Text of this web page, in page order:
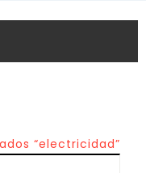
“electricidad”